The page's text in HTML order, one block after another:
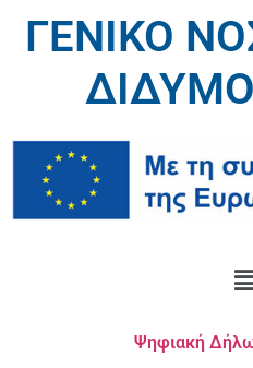
ΓΕΝΙΚΟ
Ψηφιακή